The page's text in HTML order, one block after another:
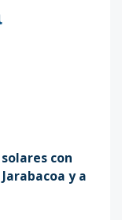
con
y a